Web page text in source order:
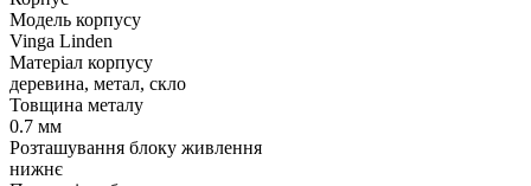
Модель корпусу
Vinga Linden
Матеріал корпусу
деревина, метал, скло
Товщина металу
0.7 мм
Розташування блоку живлення
нижнє